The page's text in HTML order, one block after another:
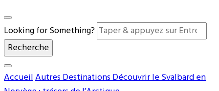
Looking for Something?
AccueilAutres DestinationsDécouvrir le Svalbard en